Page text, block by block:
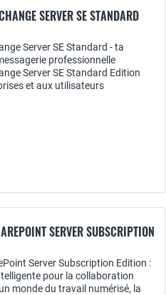
SERVER SE STANDARD
Server SE Standard - ta
professionnelle
Server SE Standard Edition
et aux utilisateurs
SERVER SUBSCRIPTION
Server Subscription Edition :
pour la collaboration
monde du travail numérisé, la